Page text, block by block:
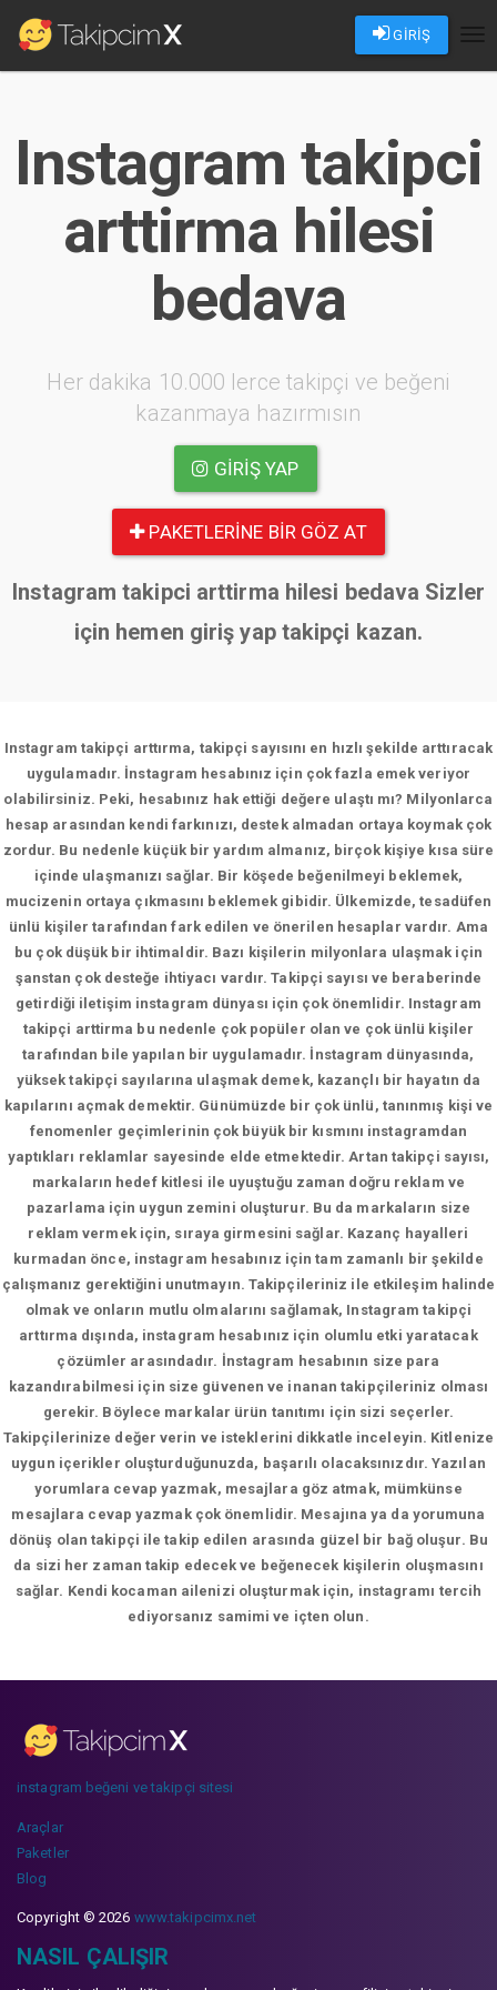
GİRİŞ
Instagram takipci
arttirma hilesi
bedava
Her dakika 10.000 lerce takipçi ve beğeni
kazanmaya hazırmısın
GIRIŞ YAP
PAKETLERINE BIR GÖZ AT
Instagram takipci arttirma hilesi bedava Sizler
için hemen giriş yap takipçi kazan.
Instagram takipçi arttırma, takipçi sayısını en hızlı şekilde arttıracak
uygulamadır. İnstagram hesabınız için çok fazla emek veriyor
olabilirsiniz. Peki, hesabınız hak ettiği değere ulaştı mı? Milyonlarca
hesap arasından kendi farkınızı, destek almadan ortaya koymak çok
zordur. Bu nedenle küçük bir yardım almanız, birçok kişiye kısa süre
içinde ulaşmanızı sağlar. Bir köşede beğenilmeyi beklemek,
mucizenin ortaya çıkmasını beklemek gibidir. Ülkemizde, tesadüfen
ünlü kişiler tarafından fark edilen ve önerilen hesaplar vardır. Ama
bu çok düşük bir ihtimaldir. Bazı kişilerin milyonlara ulaşmak için
şanstan çok desteğe ihtiyacı vardır. Takipçi sayısı ve beraberinde
getirdiği iletişim instagram dünyası için çok önemlidir. Instagram
takipçi arttirma bu nedenle çok popüler olan ve çok ünlü kişiler
tarafından bile yapılan bir uygulamadır. İnstagram dünyasında,
yüksek takipçi sayılarına ulaşmak demek, kazançlı bir hayatın da
kapılarını açmak demektir. Günümüzde bir çok ünlü, tanınmış kişi ve
fenomenler geçimlerinin çok büyük bir kısmını instagramdan
yaptıkları reklamlar sayesinde elde etmektedir. Artan takipçi sayısı,
markaların hedef kitlesi ile uyuştuğu zaman doğru reklam ve
pazarlama için uygun zemini oluşturur. Bu da markaların size
reklam vermek için, sıraya girmesini sağlar. Kazanç hayalleri
kurmadan önce, instagram hesabınız için tam zamanlı bir şekilde
çalışmanız gerektiğini unutmayın. Takipçileriniz ile etkileşim halinde
olmak ve onların mutlu olmalarını sağlamak, Instagram takipçi
arttırma dışında, instagram hesabınız için olumlu etki yaratacak
çözümler arasındadır. İnstagram hesabının size para
kazandırabilmesi için size güvenen ve inanan takipçileriniz olması
gerekir. Böylece markalar ürün tanıtımı için sizi seçerler.
Takipçilerinize değer verin ve isteklerini dikkatle inceleyin. Kitlenize
uygun içerikler oluşturduğunuzda, başarılı olacaksınızdır. Yazılan
yorumlara cevap yazmak, mesajlara göz atmak, mümkünse
mesajlara cevap yazmak çok önemlidir. Mesajına ya da yorumuna
dönüş olan takipçi ile takip edilen arasında güzel bir bağ oluşur. Bu
da sizi her zaman takip edecek ve beğenecek kişilerin oluşmasını
sağlar. Kendi kocaman ailenizi oluşturmak için, instagramı tercih
ediyorsanız samimi ve içten olun.
instagram beğeni ve takipçi sitesi
Araçlar
Paketler
Blog
Copyright © 2026 www.takipcimx.net
NASIL ÇALIŞIR